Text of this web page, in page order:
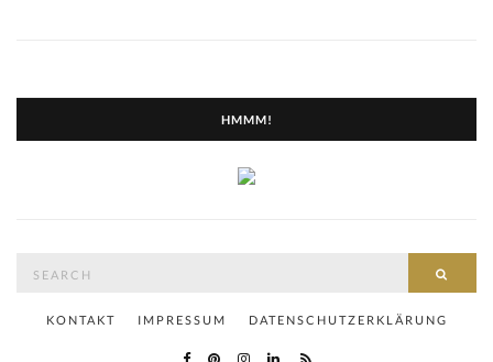
HMMM!
KONTAKT IMPRESSUM DATENSCHUTZERKLÄRUNG